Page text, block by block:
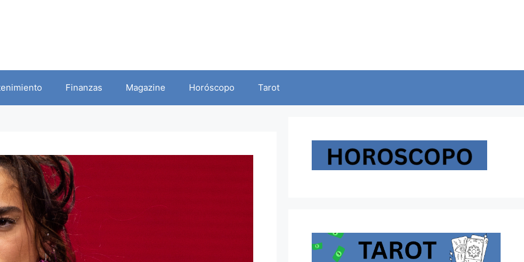
Finanzas Magazine Horóscopo Tarot